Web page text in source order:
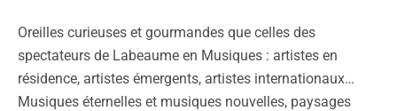
Oreilles curieuses et gourmandes que celles des
spectateurs de Labeaume en Musiques : artistes en
résidence, artistes émergents, artistes internationaux…
Musiques éternelles et musiques nouvelles, paysages